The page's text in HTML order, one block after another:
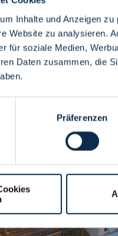
Inhalte und Anzeigen
Website zu analysieren.
für soziale Medien,
Daten zusammen, die
Präferenzen